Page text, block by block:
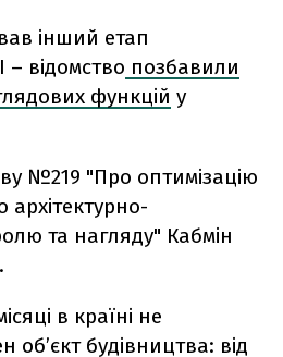
інший етап
відомство позбавили
функцій у
№219 "Про оптимізацію
архітектурно-
та нагляду" Кабмін
в країні не
об’єкт будівництва: від